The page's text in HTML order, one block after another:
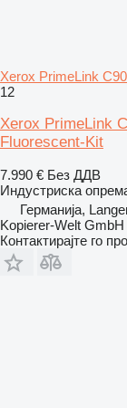
Xerox PrimeLink
12
Xerox PrimeLink
Fluorescent-Kit
7.990 € Без ДДВ
Индустриска
Германија,
Kopierer-Welt GmbH
Контактирајте го